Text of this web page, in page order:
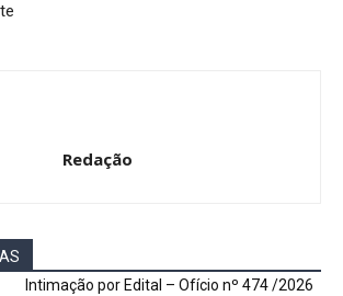
Redação
Intimação por Edital – Ofício nº 474 /2026